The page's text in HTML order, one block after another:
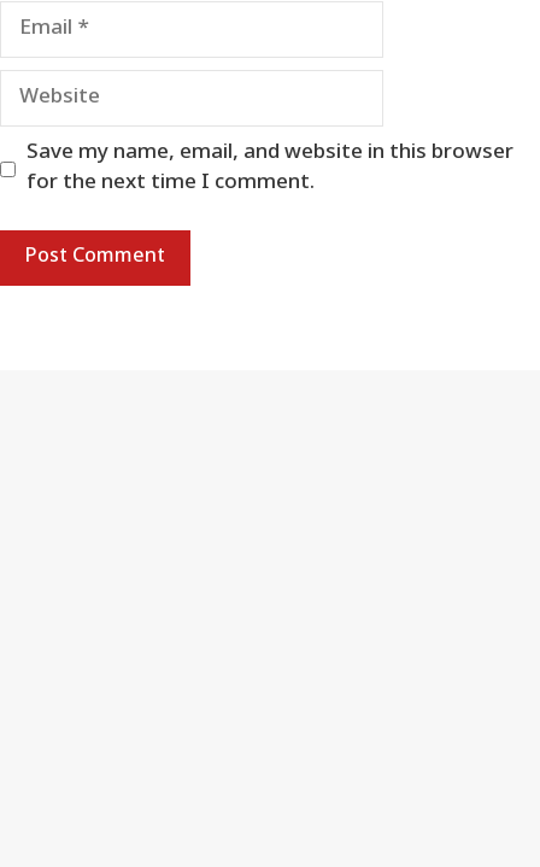
Email
Website
Save my name, email, and website in this browser
for the next time I comment.